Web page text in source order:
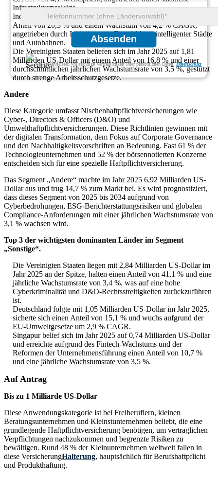
Absenden
Wir gewährleisten vollständige Vertraulichkeit Ihrer persönlichen Daten.Datenschutz
Infrastrukturprojekte.
Indien folgte im Jahr 2025 mit 2,19 Milliarden US-Dollar, einem
Anteil von 20,3 % und einem Wachstum von 4,2 % CAGR,
angetrieben durch Initiativen zur Entwicklung intelligenter Städte
und Autobahnen.
Die Vereinigten Staaten beliefen sich im Jahr 2025 auf 1,81
Milliarden US-Dollar mit einem Anteil von 16,8 % und einer
durchschnittlichen jährlichen Wachstumsrate von 3,5 %, gestützt
durch strenge Arbeitsschutzgesetze.
Andere
Diese Kategorie umfasst Nischenhaftpflichtversicherungen wie
Cyber-, Directors & Officers (D&O) und
Umwelthaftpflichtversicherungen. Diese Richtlinien gewinnen mit
der digitalen Transformation, dem Fokus auf Corporate Governance
und den Nachhaltigkeitsvorschriften an Bedeutung. Fast 61 % der
Technologieunternehmen und 52 % der börsennotierten Konzerne
entscheiden sich für eine spezielle Haftpflichtversicherung.
Das Segment „Andere“ machte im Jahr 2025 6,92 Milliarden US-
Dollar aus und trug 14,7 % zum Markt bei. Es wird prognostiziert,
dass dieses Segment von 2025 bis 2034 aufgrund von
Cyberbedrohungen, ESG-Berichterstattungsrisiken und globalen
Compliance-Anforderungen mit einer jährlichen Wachstumsrate von
3,1 % wachsen wird.
Top 3 der wichtigsten dominanten Länder im Segment
„Sonstige“.
Die Vereinigten Staaten liegen mit 2,84 Milliarden US-Dollar im
Jahr 2025 an der Spitze, halten einen Anteil von 41,1 % und eine
jährliche Wachstumsrate von 3,4 %, was auf eine hohe
Cyberkriminalität und D&O-Rechtsstreitigkeiten zurückzuführen
ist.
Deutschland folgte mit 1,05 Milliarden US-Dollar im Jahr 2025,
sicherte sich einen Anteil von 15,1 % und wuchs aufgrund der
EU-Umweltgesetze um 2,9 % CAGR.
Singapur belief sich im Jahr 2025 auf 0,74 Milliarden US-Dollar
und erreichte aufgrund des Fintech-Wachstums und der
Reformen der Unternehmensführung einen Anteil von 10,7 %
und eine jährliche Wachstumsrate von 3,5 %.
Auf Antrag
Bis zu 1 Milliarde US-Dollar
Diese Anwendungskategorie ist bei Freiberuflern, kleinen
Beratungsunternehmen und Kleinstunternehmen beliebt, die eine
grundlegende Haftpflichtversicherung benötigen, um vertraglichen
Verpflichtungen nachzukommen und begrenzte Risiken zu
bewältigen. Rund 48 % der Kleinunternehmen weltweit fallen in
diese VersicherungHalterung, hauptsächlich für Berufshaftpflicht
und Produkthaftung.